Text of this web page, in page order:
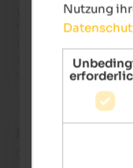
Wir verbrachten
ferienwohnung .
aufenthalt bei der
vielen dank
-
Nutzung